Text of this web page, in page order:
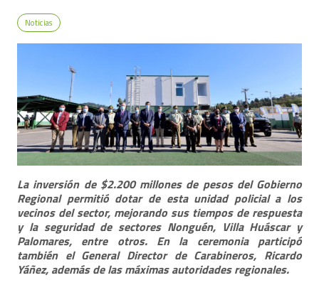
Noticias
La inversión de $2.200 millones de pesos del Gobierno
Regional permitió dotar de esta unidad policial a los
vecinos del sector, mejorando sus tiempos de respuesta
y la seguridad de sectores Nonguén, Villa Huáscar y
Palomares, entre otros. En la ceremonia participó
también el General Director de Carabineros, Ricardo
Yáñez, además de las máximas autoridades regionales.